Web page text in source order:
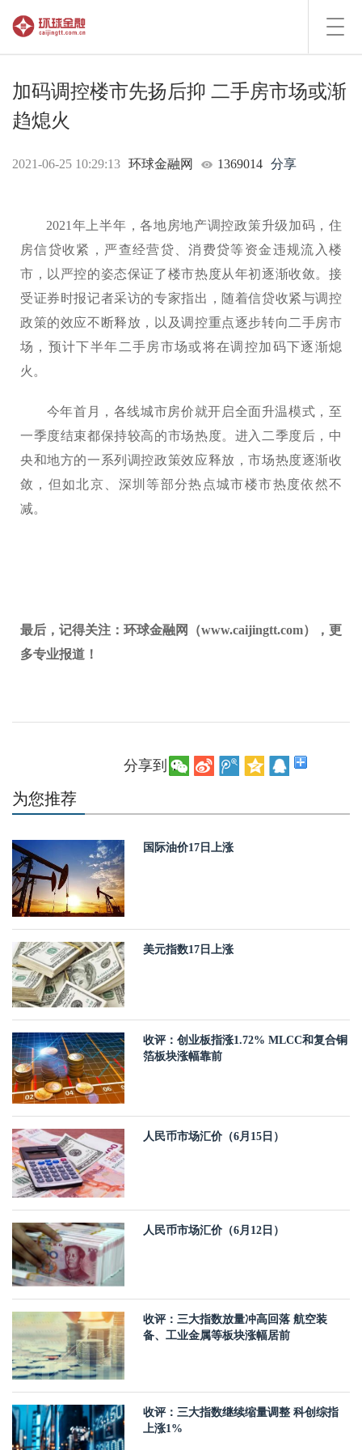
加码调控楼市先扬后抑 二手房市场或渐
趋熄火
2021-06-25 10:29:13 环球金融网 1369014 分享
2021年上半年，各地房地产调控政策升级加码，住
房信贷收紧，严查经营贷、消费贷等资金违规流入楼
市，以严控的姿态保证了楼市热度从年初逐渐收敛。接
受证券时报记者采访的专家指出，随着信贷收紧与调控
政策的效应不断释放，以及调控重点逐步转向二手房市
场，预计下半年二手房市场或将在调控加码下逐渐熄
火。
今年首月，各线城市房价就开启全面升温模式，至
一季度结束都保持较高的市场热度。进入二季度后，中
央和地方的一系列调控政策效应释放，市场热度逐渐收
敛，但如北京、深圳等部分热点城市楼市热度依然不
减。
最后，记得关注：环球金融网（www.caijingtt.com），更
多专业报道！
分享到：
为您推荐
国际油价17日上涨
美元指数17日上涨
收评：创业板指涨1.72% MLCC和复合铜
箔板块涨幅靠前
人民币市场汇价（6月15日）
人民币市场汇价（6月12日）
收评：三大指数放量冲高回落 航空装
备、工业金属等板块涨幅居前
收评：三大指数继续缩量调整 科创综指
上涨1%